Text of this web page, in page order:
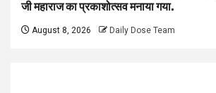
जी महाराज का प्रकाशोत्सव मनाया गया.
August 8, 2026 Daily Dose Team